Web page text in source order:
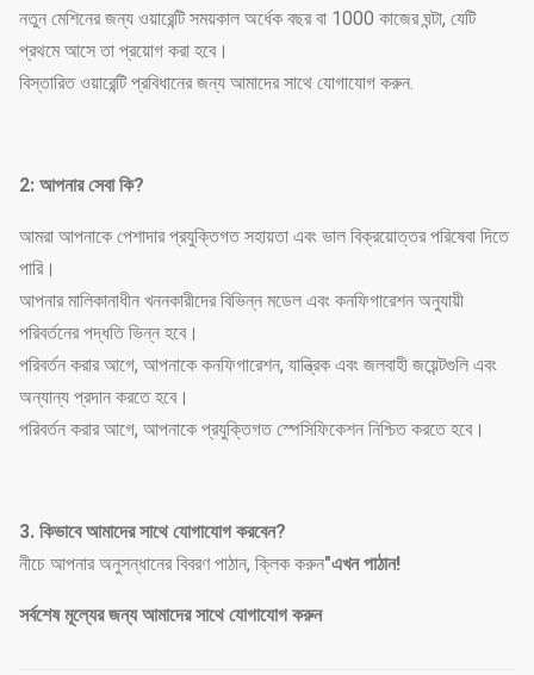
নতুন মেশিনের জন্য ওয়ারেন্টি সময়কাল অর্ধেক বছর বা 1000 কাজের ঘন্টা, যেটি
প্রথমে আসে তা প্রয়োগ করা হবে।
বিস্তারিত ওয়ারেন্টি প্রবিধানের জন্য আমাদের সাথে যোগাযোগ করুন.
2: আপনার সেবা কি?
আমরা আপনাকে পেশাদার প্রযুক্তিগত সহায়তা এবং ভাল বিক্রয়োত্তর পরিষেবা দিতে
পারি।
আপনার মালিকানাধীন খননকারীদের বিভিন্ন মডেল এবং কনফিগারেশন অনুযায়ী
পরিবর্তনের পদ্ধতি ভিন্ন হবে।
পরিবর্তন করার আগে, আপনাকে কনফিগারেশন, যান্ত্রিক এবং জলবাহী জয়েন্টগুলি এবং
অন্যান্য প্রদান করতে হবে।
পরিবর্তন করার আগে, আপনাকে প্রযুক্তিগত স্পেসিফিকেশন নিশ্চিত করতে হবে।
3. কিভাবে আমাদের সাথে যোগাযোগ করবেন?
নীচে আপনার অনুসন্ধানের বিবরণ পাঠান, ক্লিক করুন"এখন পাঠান!
সর্বশেষ মূল্যের জন্য আমাদের সাথে যোগাযোগ করুন